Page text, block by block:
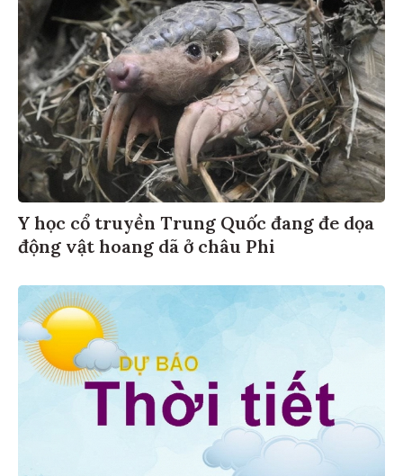
Y học cổ truyền Trung Quốc đang đe dọa
động vật hoang dã ở châu Phi